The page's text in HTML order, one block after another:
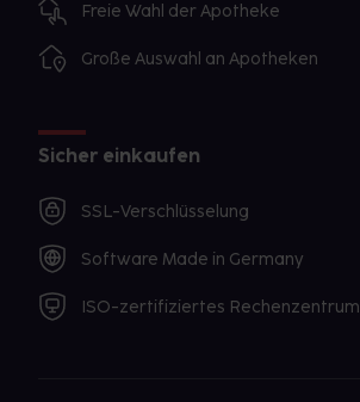
Freie Wahl der Apotheke
Große Auswahl an Apotheken
Sicher einkaufen
SSL-Verschlüsselung
Software Made in Germany
ISO-zertifiziertes Rechenzentrum